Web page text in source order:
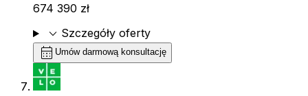
674 390 zł
expand_more Szczegóły oferty
calendar_month Umów darmową konsultację